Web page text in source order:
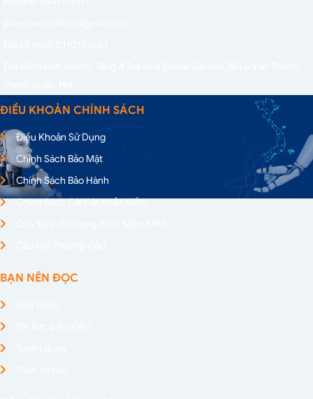
ĐIỀU KHOẢN CHÍNH SÁCH
Điều Khoản Sử Dụng
Chính Sách Bảo Mật
Chính Sách Bảo Hành
Chính Sách Cài Đặt Phần Mềm
BẠN NÊN ĐỌC